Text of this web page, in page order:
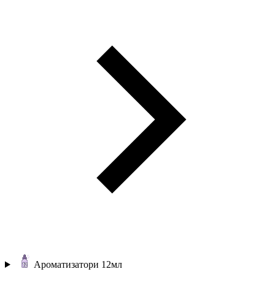
Ароматизатори 12мл